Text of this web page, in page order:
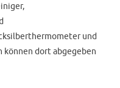
und
können dort abgegeben